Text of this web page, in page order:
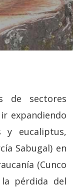
de sectores
expandiendo
y eucaliptus,
Sabugal) en
(Cunco
pérdida del